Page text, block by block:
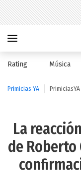
Rating Música
Primicias YA PrimiciasYA
La
de